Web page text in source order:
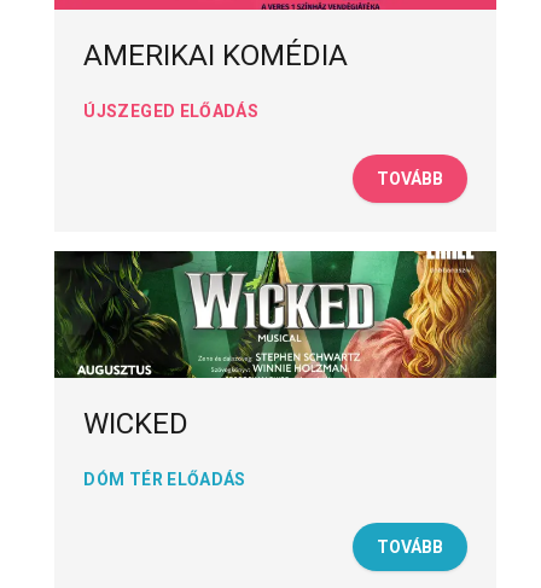
AMERIKAI KOMÉDIA
ÚJSZEGED ELŐADÁS
TOVÁBB
WICKED
DÓM TÉR ELŐADÁS
TOVÁBB